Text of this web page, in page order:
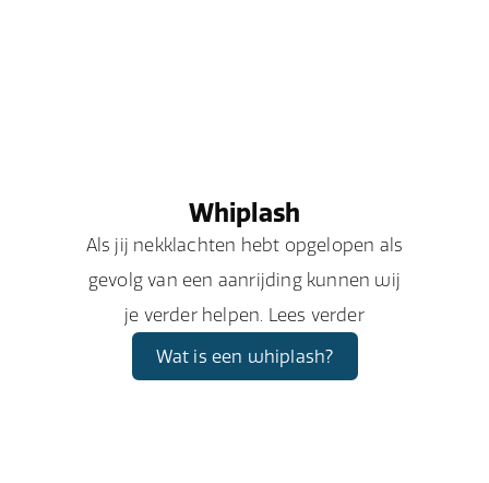
Whiplash
Als jij nekklachten hebt opgelopen als
gevolg van een aanrijding kunnen wij
je verder helpen. Lees verder
Wat is een whiplash?